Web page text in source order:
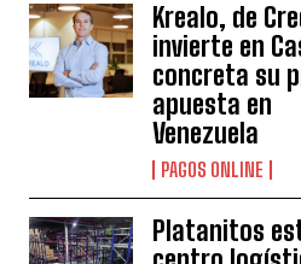
Krealo, de
invierte en
concreta su
apuesta en
Venezuela
PAGOS ONLINE
Platanitos